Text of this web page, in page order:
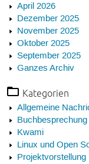
April 2026
Dezember 2025
November 2025
Oktober 2025
September 2025
Ganzes Archiv
Kategorien
Allgemeine
Buchbesprechung
Kwami
Linux und Open
Projektvorstellung